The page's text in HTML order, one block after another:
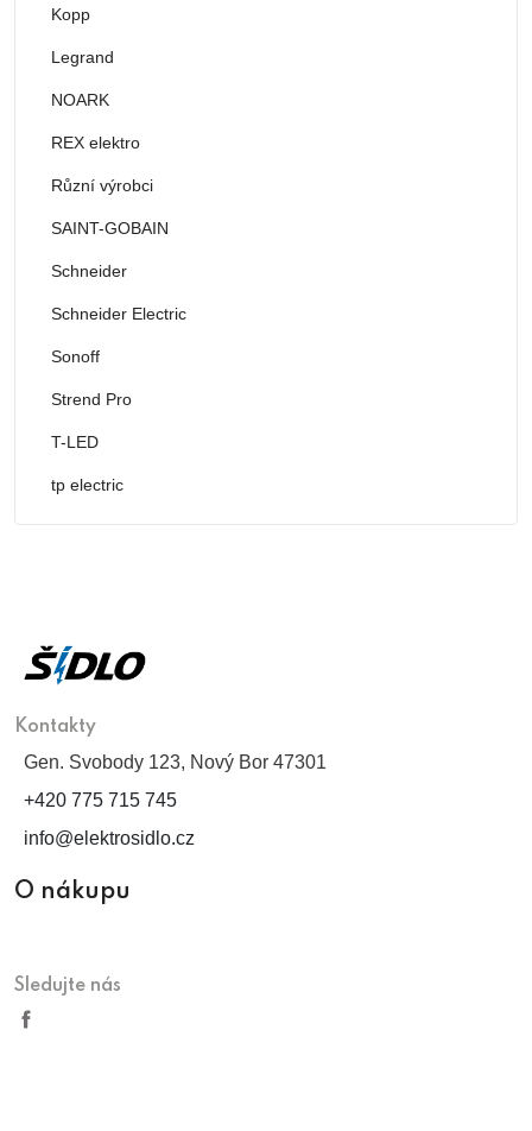
Kopp
Legrand
NOARK
REX elektro
Různí výrobci
SAINT-GOBAIN
Schneider
Schneider Electric
Sonoff
Strend Pro
T-LED
tp electric
Kontakty
Gen. Svobody 123, Nový Bor 47301
+420 775 715 745
info@elektrosidlo.cz
O nákupu
Sledujte nás